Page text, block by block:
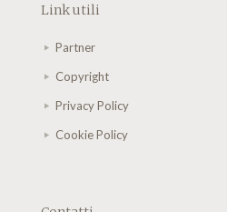
Link utili
Partner
Copyright
Privacy Policy
Cookie Policy